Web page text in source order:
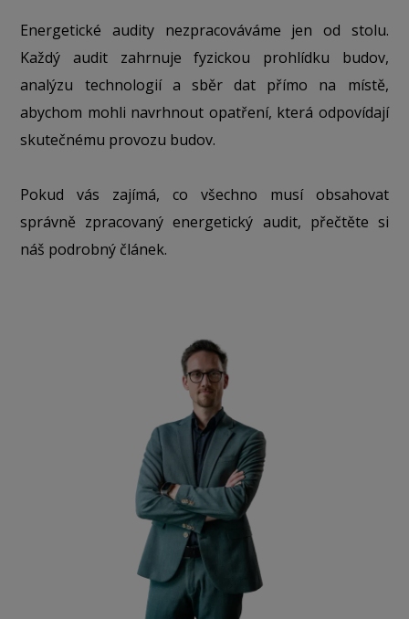
Energetické audity nezpracováváme jen od stolu.
Každý audit zahrnuje fyzickou prohlídku budov,
analýzu technologií a sběr dat přímo na místě,
abychom mohli navrhnout opatření, která odpovídají
skutečnému provozu budov.
Pokud vás zajímá, co všechno musí obsahovat
správně zpracovaný energetický audit, přečtěte si
náš podrobný článek.